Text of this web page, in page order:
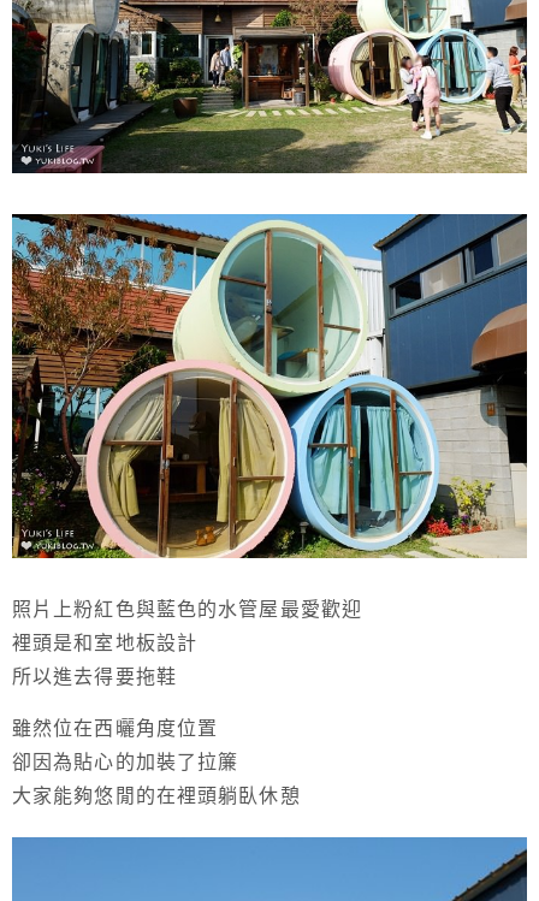
照片上粉紅色與藍色的水管屋最愛歡迎
裡頭是和室地板設計
所以進去得要拖鞋
雖然位在西曬角度位置
卻因為貼心的加裝了拉簾
大家能夠悠閒的在裡頭躺臥休憩